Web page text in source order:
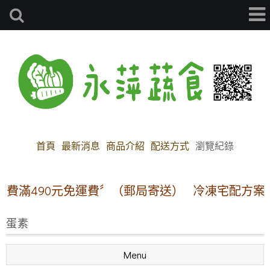
首頁 最新消息 商品介紹 配送方式 瀏覽紀錄
490元免運費〞（郵局寄送） 冷凍宅配方案:【
蛋素
Menu